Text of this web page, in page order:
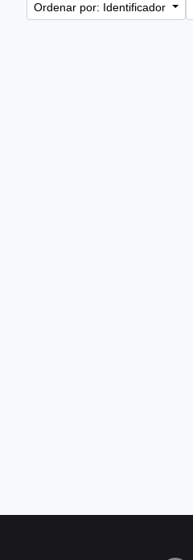
Ordenar por: Identificador